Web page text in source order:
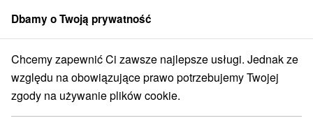
członek grupySorger
Banskobystrický kraj Magnezitovce Koprášsky viadukt
Koprášsky viadukt
Dbamy o Twoją prywatność
Chcemy zapewnić Ci zawsze najlepsze usługi. Jednak ze
względu na obowiązujące prawo potrzebujemy Twojej
zgody na używanie plików cookie.